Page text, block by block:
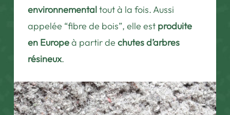
environnementaltout à la fois. Aussi
appelée “fibre de bois”, elle est produite
en Europeà partir de chutes d’arbres
résineux.